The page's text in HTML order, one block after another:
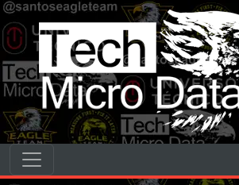
Pular para o conteúdo
Tech Micro Data
Pular para o conteúdo
Navegação principal